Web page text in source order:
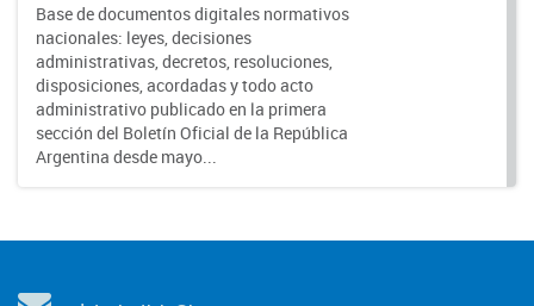
Base de documentos digitales normativos
nacionales: leyes, decisiones
administrativas, decretos, resoluciones,
disposiciones, acordadas y todo acto
administrativo publicado en la primera
sección del Boletín Oficial de la República
Argentina desde mayo...